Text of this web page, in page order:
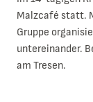
Malzcafé statt.
Gruppe
untereinander.
am Tresen.